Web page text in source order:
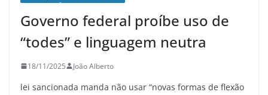
Governo federal proíbe uso de
“todes” e linguagem neutra
18/11/2025 João Alberto
lei sancionada manda não usar “novas formas de flexão